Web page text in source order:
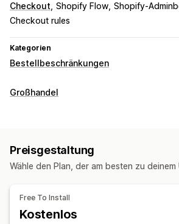
Checkout Shopify Flow Shopify-
Checkout rules
Kategorien
Bestellbeschränkungen
Begrenzungsregeln
Benachrichtigungseinstellungen
Produktseiten-Warnungen
Benutzerdefiniertes Branding
Großhandel
Bestellverwaltung
Preisgestaltung
Wähle den Plan, der am besten zu
Free To Install
Kostenlos